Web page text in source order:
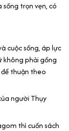
trọn vẹn, có
cuộc sống, áp lực
không phải gồng
thuận theo
người Thụy
thì cuốn sách